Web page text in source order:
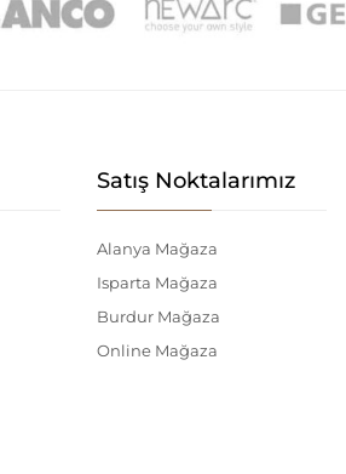
Satış Noktalarımız
Alanya Mağaza
Isparta Mağaza
Burdur Mağaza
Online Mağaza